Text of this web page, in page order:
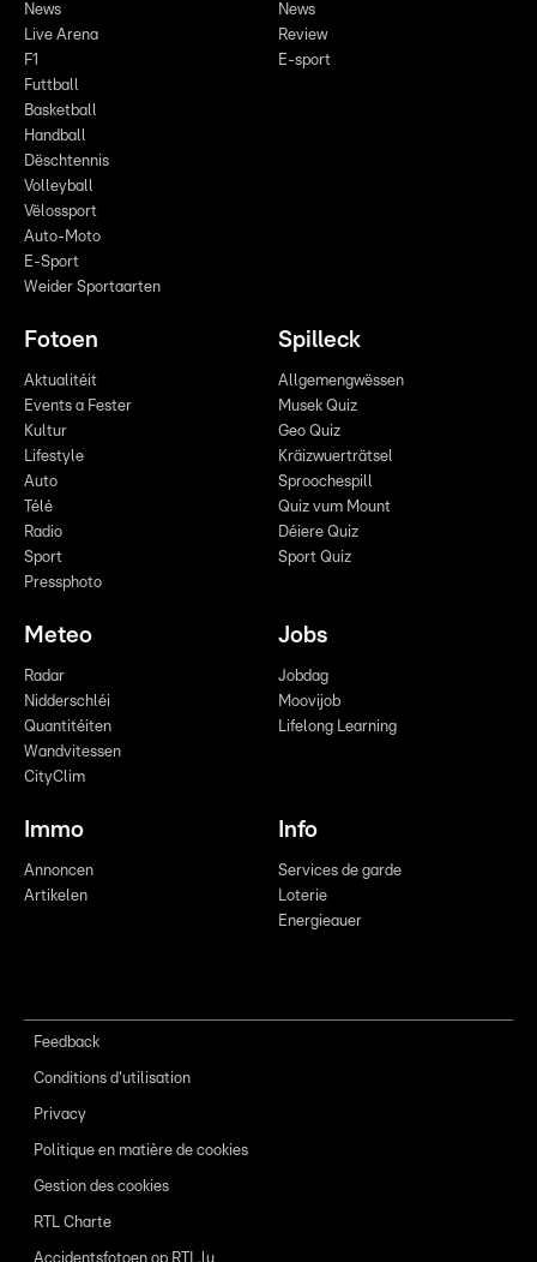
News
Live Arena
F1
Futtball
Basketball
Handball
Dëschtennis
Volleyball
Vëlossport
Auto-Moto
E-Sport
Weider Sportaarten
News
Review
E-sport
Fotoen
Aktualitéit
Events a Fester
Kultur
Lifestyle
Auto
Télé
Radio
Sport
Pressphoto
Spilleck
Allgemengwëssen
Musek Quiz
Geo Quiz
Kräizwuerträtsel
Sproochespill
Quiz vum Mount
Déiere Quiz
Sport Quiz
Meteo
Radar
Nidderschléi
Quantitéiten
Wandvitessen
CityClim
Jobs
Jobdag
Moovijob
Lifelong Learning
Immo
Annoncen
Artikelen
Info
Services de garde
Loterie
Energieauer
Feedback
Conditions d'utilisation
Privacy
Politique en matière de cookies
Gestion des cookies
RTL Charte
Accidentsfotoen op RTL.lu